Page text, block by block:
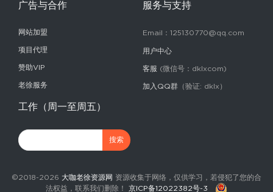
广告与合作
网站加盟
项目代理
赞助VIP
老徐服务
服务与支持
Email：125130770@qq.com
用户中心
客服 (微信号：dklxcom)
加入QQ群 （验证: dklx）
工作（周一至周五）
©2018-2026 大咖老徐资源网 资源收集于网络，仅供学习，若侵犯了您的合
法权益，联系我们删除！ 京ICP备12022382号-3